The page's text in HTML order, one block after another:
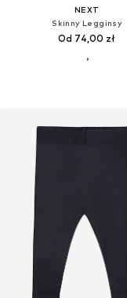
NEXT
Skinny Legginsy
Od 74,00 zł